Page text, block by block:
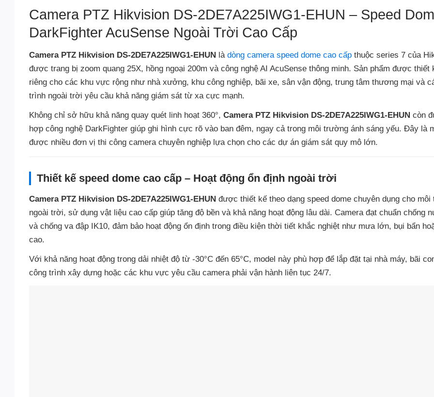
Camera PTZ Hikvision DS-2DE7A225IWG1-EHUN – Speed
DarkFighter AcuSense Ngoài Trời Cao Cấp
Camera PTZ Hikvision DS-2DE7A225IWG1-EHUN là dòng camera speed dome cao cấp thuộc series 7 của
được trang bị zoom quang 25X, hồng ngoại 200m và công nghệ AI AcuSense thông minh. Sản phẩm được thiết
riêng cho các khu vực rộng như nhà xưởng, khu công nghiệp, bãi xe, sân vận động, trung tâm thương mại và
trình ngoài trời yêu cầu khả năng giám sát từ xa cực mạnh.
Không chỉ sở hữu khả năng quay quét linh hoạt 360°, Camera PTZ Hikvision DS-2DE7A225IWG1-EHUN còn
hợp công nghệ DarkFighter giúp ghi hình cực rõ vào ban đêm, ngay cả trong môi trường ánh sáng yếu. Đây là
được nhiều đơn vị thi công camera chuyên nghiệp lựa chọn cho các dự án giám sát quy mô lớn.
Thiết kế speed dome cao cấp – Hoạt động ổn định ngoài trời
Camera PTZ Hikvision DS-2DE7A225IWG1-EHUN được thiết kế theo dạng speed dome chuyên dụng cho
ngoài trời, sử dụng vật liệu cao cấp giúp tăng độ bền và khả năng hoạt động lâu dài. Camera đạt chuẩn chống
và chống va đập IK10, đảm bảo hoạt động ổn định trong điều kiện thời tiết khắc nghiệt như mưa lớn, bụi bẩn
cao.
Với khả năng hoạt động trong dải nhiệt độ từ -30°C đến 65°C, model này phù hợp để lắp đặt tại nhà máy, bãi
công trình xây dựng hoặc các khu vực yêu cầu camera phải vận hành liên tục 24/7.